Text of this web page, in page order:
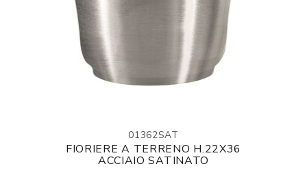
01362SAT
FIORIERE A TERRENO H.22X36
ACCIAIO SATINATO